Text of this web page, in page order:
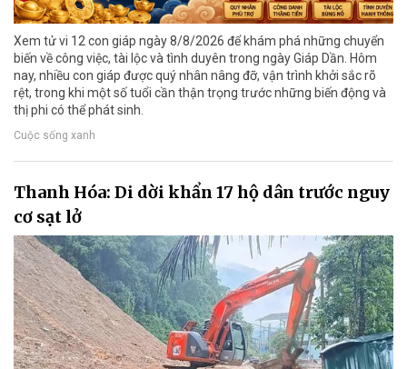
Xem tử vi 12 con giáp ngày 8/8/2026 để khám phá những chuyển
biến về công việc, tài lộc và tình duyên trong ngày Giáp Dần. Hôm
nay, nhiều con giáp được quý nhân nâng đỡ, vận trình khởi sắc rõ
rệt, trong khi một số tuổi cần thận trọng trước những biến động và
thị phi có thể phát sinh.
Cuộc sống xanh
Thanh Hóa: Di dời khẩn 17 hộ dân trước nguy
cơ sạt lở